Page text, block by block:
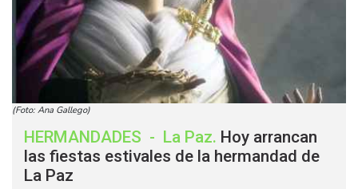
(Foto: Ana Gallego)
HERMANDADES - La Paz. Hoy arrancan
las fiestas estivales de la hermandad de
La Paz